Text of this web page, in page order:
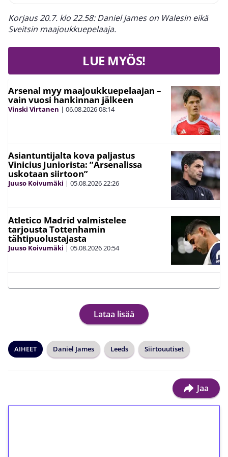
Korjaus 20.7. klo 22.58: Daniel James on Walesin eikä
Sveitsin maajoukkuepelaaja.
LUE MYÖS!
Arsenal myy maajoukkuepelaajan –
vain vuosi hankinnan jälkeen
Vinski Virtanen | 06.08.202608:14
Asiantuntijalta kova paljastus
Vinicius Juniorista: ”Arsenalissa
uskotaan siirtoon”
Juuso Koivumäki | 05.08.202622:26
Atletico Madrid valmistelee
tarjousta Tottenhamin
tähtipuolustajasta
Juuso Koivumäki | 05.08.202620:54
Lataa lisää
AIHEET Daniel James Leeds Siirtouutiset
Jaa